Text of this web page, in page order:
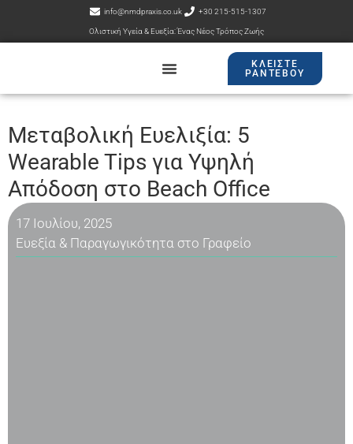
info@nmdpraxis.co.uk +30 215-515-1307
Ολιστική Υγεία & Ευεξία: Ένας Νέος Τρόπος Ζωής
ΚΛΕΊΣΤΕ
ΡΑΝΤΕΒΟΎ
Μεταβολική Ευελιξία: 5
Wearable Tips για Υψηλή
Απόδοση στο Beach Office
17 Ιουλίου, 2025
Ευεξία & Παραγωγικότητα στο Γραφείο